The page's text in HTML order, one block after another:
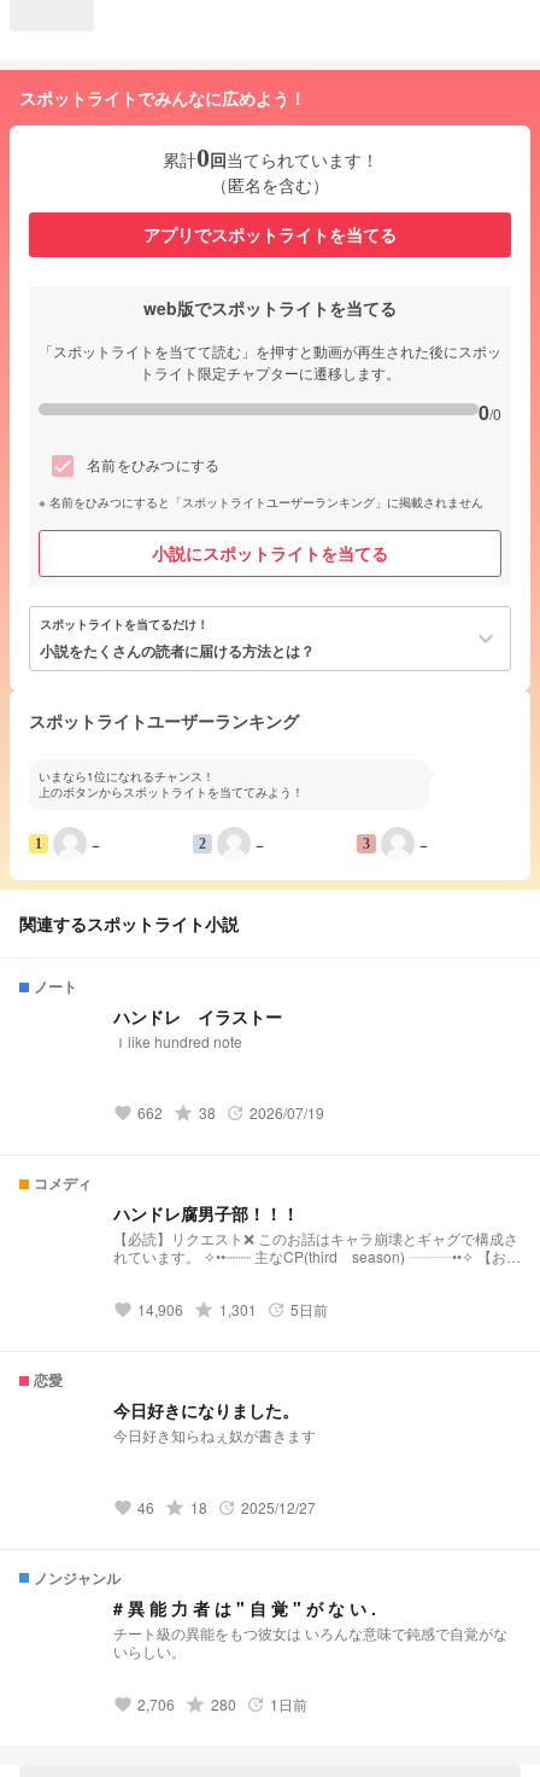
スポットライトでみんなに広めよう！
累計0回当てられています！
（匿名を含む）
アプリでスポットライトを当てる
web版でスポットライトを当てる
「スポットライトを当てて読む」を押すと動画が再生された後にスポッ
トライト限定チャプターに遷移します。
0/0
名前をひみつにする
名前をひみつにすると「スポットライトユーザーランキング」に掲載されません
小説にスポットライトを当てる
スポットライトを当てるだけ！
小説をたくさんの読者に届ける方法とは？ keyboard_arrow_down
スポットライトユーザーランキング
いまなら1位になれるチャンス！
上のボタンからスポットライトを当ててみよう！
1 − 2 − 3 −
関連するスポットライト小説
ノート
ハンドレ イラストー
Ｉlike hundred note
favorite 662 grade 38 update 2026/07/19
コメディ
ハンドレ腐男子部！！！
【必読】リクエスト❌ このお話はキャラ崩壊とギャグで構成さ
れています。 ✧••┈┈┈ 主なCP(third season) ┈┈┈••✧ 【お付
➴♡彩舞 ➴♡カイ百 ➴♡千恵 特に塔翠さんがとっても可哀そ
→https://novel.prcm.jp/novel/UwEtiqcm8n24M0pfhdln ꪑR版
→https://novel.prcm.jp/novel/xaGeib208KfCiVvtWIcg ꪑ通常版
→ https://novel.prcm.jp/novel/5kfhB7gCFYbXIhGW7Byj ꪑダン
https://novel.prcm.jp/novel/1rXSjRVxGKPNuWy9yHER ꪑフォ
大縦オンリーギャグ→
https://novel.prcm.jp/novel/W134WAHTOVU9t83FkZXv ꪑマホ
ウショウネン→ https://novel.prcm.jp/novel/SbcIlxwzGBz
favorite 14,906 grade 1,301 update 5日前
恋愛
今日好きになりました。
今日好き知らねぇ奴が書きます
favorite 46 grade 18 update 2025/12/27
ノンジャンル
# 異 能 力 者 は " 自 覚 " が な い .
チート級の異能をもつ彼女は いろんな意味で鈍感で自覚がな
いらしい。
favorite 2,706 grade 280 update 1日前